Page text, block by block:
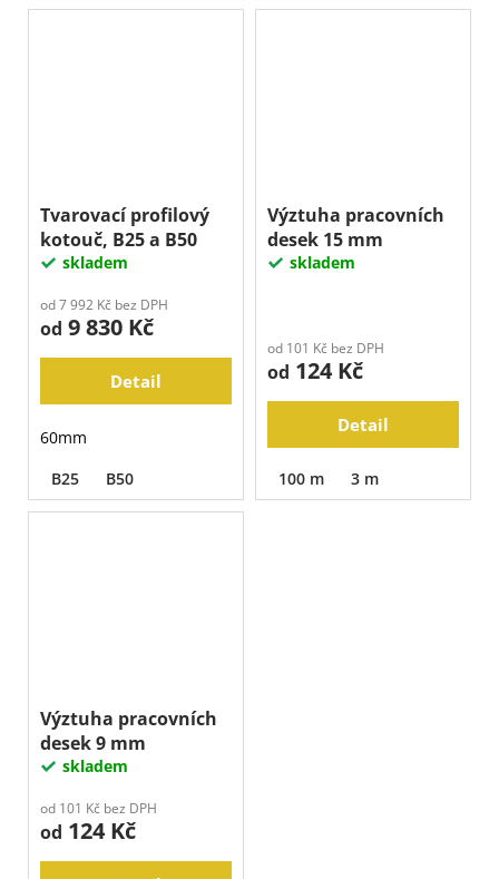
Tvarovací profilový
kotouč, B25 a B50
skladem
od 7 992 Kč bez DPH
od 9 830 Kč
Detail
60mm
B25
B50
Výztuha pracovních
desek 15 mm
skladem
od 101 Kč bez DPH
od 124 Kč
Detail
100 m 3 m
Výztuha pracovních
desek 9 mm
skladem
od 101 Kč bez DPH
od 124 Kč